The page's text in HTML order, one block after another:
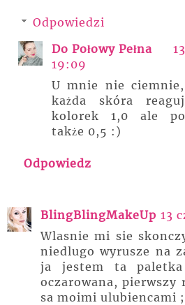
Odpowiedzi
Do Połowy Pełna
19:09
U mnie nie
każda skóra
kolorek 1,0 ale
także 0,5 :)
Odpowiedz
BlingBlingMakeUp 13
Wlasnie mi sie
niedlugo wyrusze na
ja jestem ta
oczarowana, pierwszy
sa moimi ulubiencami